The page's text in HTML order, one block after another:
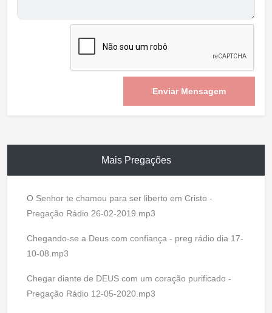
Enviar Mensagem
Mais Pregações
O Senhor te chamou para ser liberto em Cristo -
Pregação Rádio 26-02-2019.mp3
Chegando-se a Deus com confiança - preg rádio dia 17-
10-08.mp3
Chegar diante de DEUS com um coração purificado -
Pregação Rádio 12-05-2020.mp3